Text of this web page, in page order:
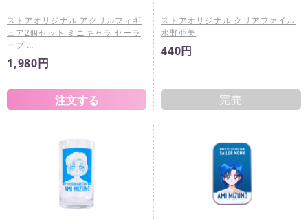
ストアオリジナル アクリルフィギ
ュア2個セット ミニキャラ セーラ
ープ …
1,980円
ストアオリジナル クリアファイル
水野亜美
440円
完売